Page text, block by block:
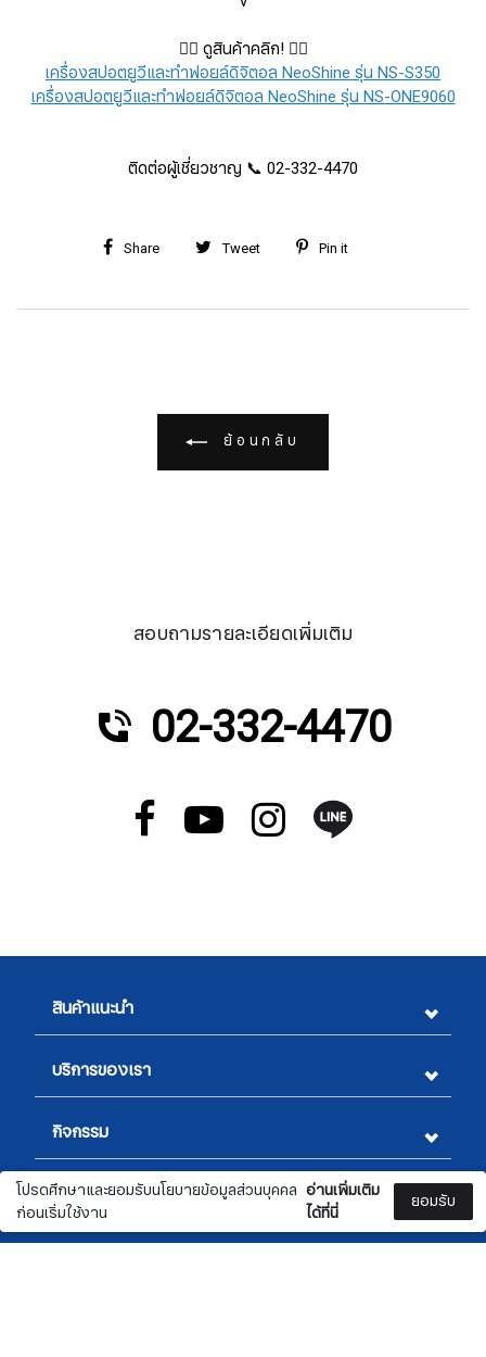
โปรดศึกษาและยอมรับนโยบายข้อมูลส่วนบุคคล
ก่อนเริ่มใช้งาน
อ่านเพิ่มเติม
ได้ที่นี่
ยอมรับ
👇🏻 ดูสินค้าคลิก! 👇🏻​​​​​
เครื่องสปอตยูวีและทำฟอยล์ดิจิตอล NeoShine รุ่น NS-S350
เครื่องสปอตยูวีและทำฟอยล์ดิจิตอล NeoShine รุ่น NS-ONE9060
ติดต่อผู้เชี่ยวชาญ 📞 02-332-4470
Share Tweet Pin it
ย้อนกลับ
สอบถามรายละเอียดเพิ่มเติม
02-332-4470
สินค้าแนะนำ
บริการของเรา
กิจกรรม
ข้อมูลทางกฎหมาย